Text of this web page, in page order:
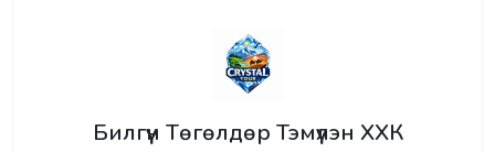
Билгүүн Төгөлдөр Тэмүүлэн ХХК